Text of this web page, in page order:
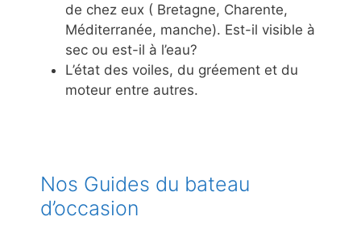
de chez eux ( Bretagne, Charente,
Méditerranée, manche). Est-il visible à
sec ou est-il à l’eau?
L’état des voiles, du gréement et du
moteur entre autres.
Nos Guides du bateau
d’occasion